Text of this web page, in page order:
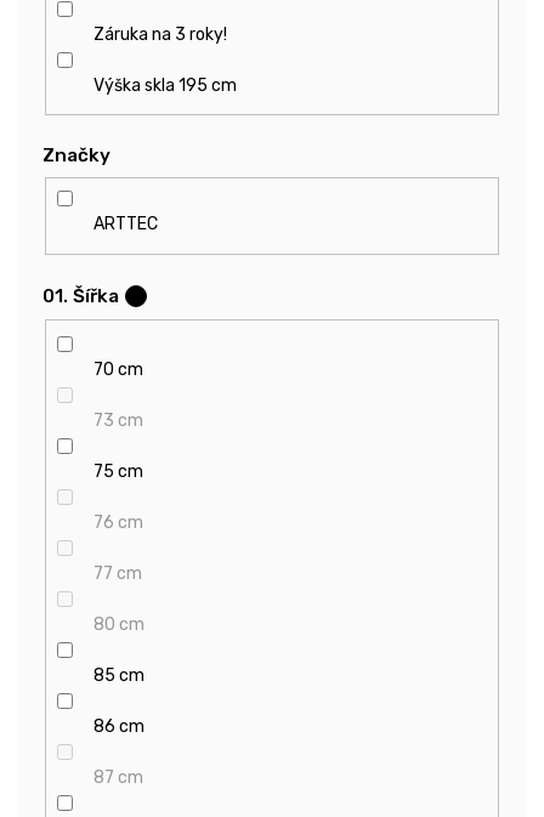
Záruka na 3 roky!
Výška skla 195 cm
Značky
ARTTEC
01. Šířka
70 cm
73 cm
75 cm
76 cm
77 cm
80 cm
85 cm
86 cm
87 cm